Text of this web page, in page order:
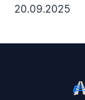
20.09.2025